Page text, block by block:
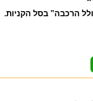
הרכבה” בסל הקניות.